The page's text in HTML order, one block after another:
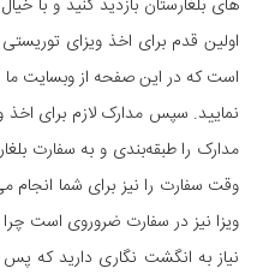
اولین قدم برای اخذ ویزای توریستی
است که در این صفحه از وبسایت ما
نمایید. سپس مدارک لازم برای اخذ
مدارک را طبقه‌بندی و به سفارت
وقت سفارت را نیز برای شما
ویزا نیز در سفارت ضروروی است چرا
نیاز به انگشت نگاری دارید که پس